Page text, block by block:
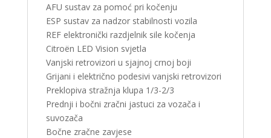
AFU sustav za pomoć pri kočenju
ESP sustav za nadzor stabilnosti vozila
REF elektronički razdjelnik sile kočenja
Citroën LED Vision svjetla
Vanjski retrovizori u sjajnoj crnoj boji
Grijani i električno podesivi vanjski retrovizori
Preklopiva stražnja klupa 1/3-2/3
Prednji i bočni zračni jastuci za vozača i
suvozača
Bočne zračne zavjese